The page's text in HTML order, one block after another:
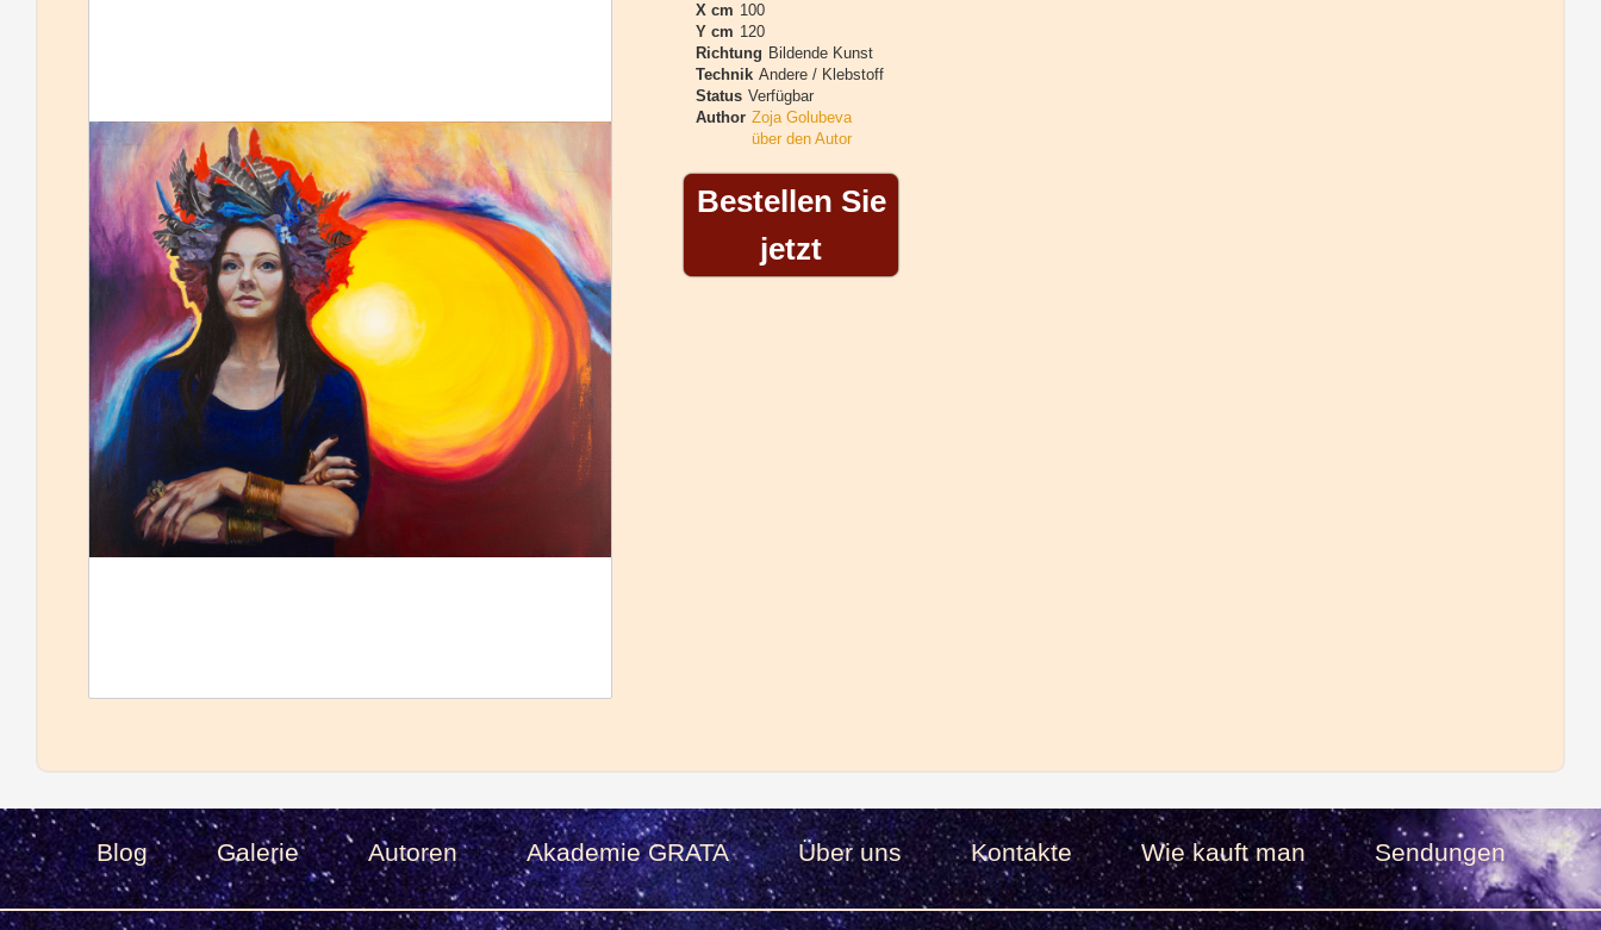
X cm 100
Y cm 120
Richtung Bildende Kunst
Technik Andere / Klebstoff
Status Verfügbar
Author Zoja Golubeva
über den Autor
Bestellen Sie
jetzt
Blog Galerie Autoren Akademie GRATA Über uns Kontakte Wie kauft man Sendungen